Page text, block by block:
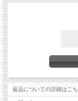
モンキーレンチ、マイナ
やすり、ナイフ、プラス
返品についての詳細はこ